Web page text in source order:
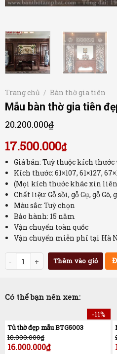
Trang chủ / Bàn thờ gia tiên
Mẫu bàn thờ gia tiên
20.200.000₫
17.500.000₫
Giá bán: Tuỳ thuộc kích thước
Kích thước: 61×107, 61×127,
(Mọi kích thước khác xin
Chất liệu: Gỗ sồi, gỗ Gụ, gỗ
Màu sắc: Tuỳ chọn
Bảo hành: 15 năm
Vận chuyển toàn quốc
Vận chuyển miễn phí tại Hà
Số lượng Thêm vào giỏ
Có thể bạn nên xem:
-11%
Tủ thờ đẹp mẫu BTG5003
18.000.000₫
16.000.000₫